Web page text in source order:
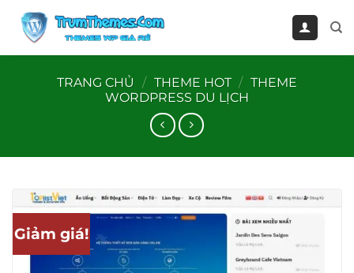
qua
TRANG CHỦ
/ THEME HOT / THEME
WORDPRESS DU LỊCH
Giảm giá!